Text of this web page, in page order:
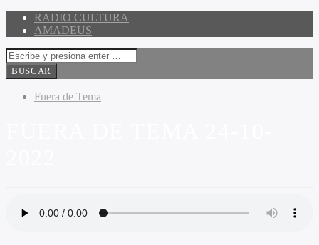
RADIO CULTURA
AMADEUS
Fuera de Tema